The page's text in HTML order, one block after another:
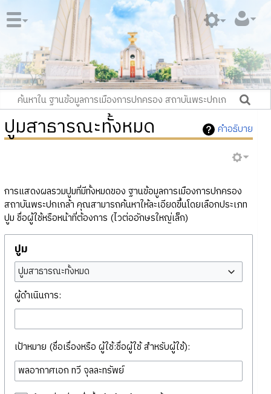
คำอธิบาย
ปูมสาธารณะทั้งหมด
การแสดงผลรวมปูมที่มีทั้งหมดของ ฐานข้อมูลการเมืองการปกครอง
สถาบันพระปกเกล้า คุณสามารถค้นหาให้ละเอียดขึ้นโดยเลือกประเภท
ปูม ชื่อผู้ใช้หรือหน้าที่ต้องการ (ไวต่ออักษรใหญ่เล็ก)
ปูม
ปูมสาธารณะทั้งหมด
ผู้ดำเนินการ:
เป้าหมาย (ชื่อเรื่องหรือ ผู้ใช้:ชื่อผู้ใช้ สำหรับผู้ใช้):